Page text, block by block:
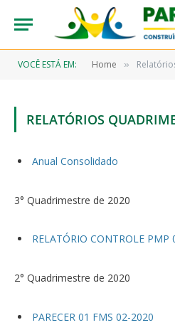
VOCÊ ESTÁ EM: Home »
RELATÓRIOS
Anual Consolidado
3° Quadrimestre de 2020
RELATÓRIO CONTROLE PMP
2° Quadrimestre de 2020
PARECER 01 FMS 02-2020